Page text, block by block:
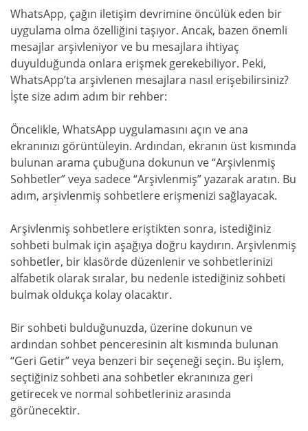
WhatsApp, çağın iletişim devrimine öncülük eden bir
uygulama olma özelliğini taşıyor. Ancak, bazen önemli
mesajlar arşivleniyor ve bu mesajlara ihtiyaç
duyulduğunda onlara erişmek gerekebiliyor. Peki,
WhatsApp’ta arşivlenen mesajlara nasıl erişebilirsiniz?
İşte size adım adım bir rehber:
Öncelikle, WhatsApp uygulamasını açın ve ana
ekranınızı görüntüleyin. Ardından, ekranın üst kısmında
bulunan arama çubuğuna dokunun ve “Arşivlenmiş
Sohbetler” veya sadece “Arşivlenmiş” yazarak aratın. Bu
adım, arşivlenmiş sohbetlere erişmenizi sağlayacak.
Arşivlenmiş sohbetlere eriştikten sonra, istediğiniz
sohbeti bulmak için aşağıya doğru kaydırın. Arşivlenmiş
sohbetler, bir klasörde düzenlenir ve sohbetlerinizi
alfabetik olarak sıralar, bu nedenle istediğiniz sohbeti
bulmak oldukça kolay olacaktır.
Bir sohbeti bulduğunuzda, üzerine dokunun ve
ardından sohbet penceresinin alt kısmında bulunan
“Geri Getir” veya benzeri bir seçeneği seçin. Bu işlem,
seçtiğiniz sohbeti ana sohbetler ekranınıza geri
getirecek ve normal sohbetleriniz arasında
görünecektir.